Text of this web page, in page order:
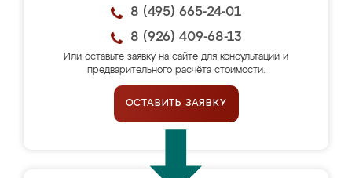
8 (495) 665-24-01
8 (926) 409-68-13
Или оставьте заявку на сайте для консультации и
предварительного расчёта стоимости.
ОСТАВИТЬ ЗАЯВКУ